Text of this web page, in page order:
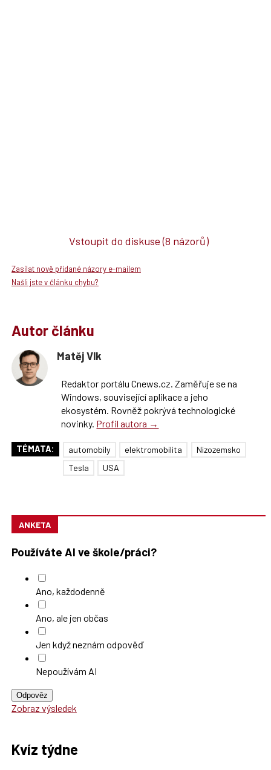
Vstoupit do diskuse(8 názorů)
Zasílat nově přidané názory e-mailem
Našli jste v článku chybu?
Autor článku
Matěj Vlk
Redaktor portálu Cnews.cz. Zaměřuje se na
Windows, související aplikace a jeho
ekosystém. Rovněž pokrývá technologické
novinky. Profil autora →
TÉMATA: automobily elektromobilita
Nizozemsko
Tesla
USA
ANKETA
Používáte AI ve škole/práci?
Ano, každodenně
Ano, ale jen občas
Jen když neznám odpověď
Nepoužívám AI
Odpověz
Zobraz výsledek
Kvíz týdne